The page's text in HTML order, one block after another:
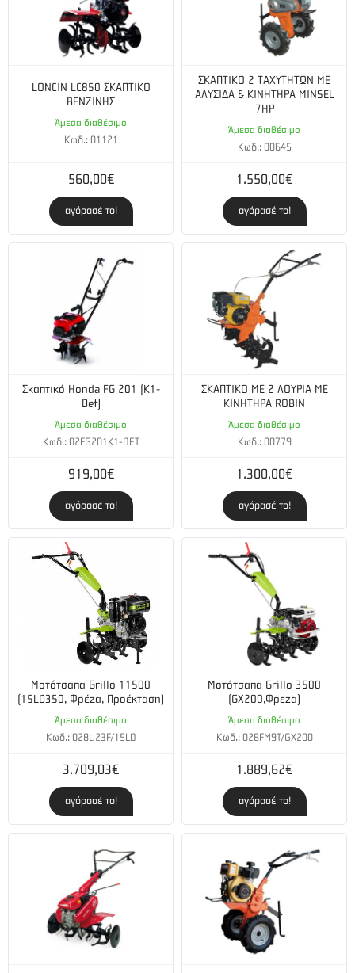
LONCIN LC850 ΣΚΑΠΤΙΚΟ
ΒΕΝΖΙΝΗΣ
Άμεσα διαθέσιμο
Κωδ.: 01121
560,00€
αγόρασέ το!
ΣΚΑΠΤΙΚΟ 2 ΤΑΧΥΤΗΤΩΝ ΜΕ
ΑΛΥΣΙΔΑ & ΚΙΝΗΤΗΡΑ MINSEL
7HP
Άμεσα διαθέσιμο
Κωδ.: 00645
1.550,00€
αγόρασέ το!
Σκαπτικό Honda FG 201 (K1-
Det)
Άμεσα διαθέσιμο
Κωδ.: 02FG201K1-DET
919,00€
αγόρασέ το!
ΣΚΑΠΤΙΚΟ ΜΕ 2 ΛΟΥΡΙΑ ΜΕ
ΚΙΝΗΤΗΡΑ ROBIN
Άμεσα διαθέσιμο
Κωδ.: 00779
1.300,00€
αγόρασέ το!
Mοτότσαπα Grillo 11500
(15LD350, Φρέζα, Προέκταση)
Άμεσα διαθέσιμο
Κωδ.: 028U23F/15LD
3.709,03€
αγόρασέ το!
Μοτότσαπα Grillo 3500
(GX200,Φρεζα)
Άμεσα διαθέσιμο
Κωδ.: 028FM9T/GX200
1.889,62€
αγόρασέ το!